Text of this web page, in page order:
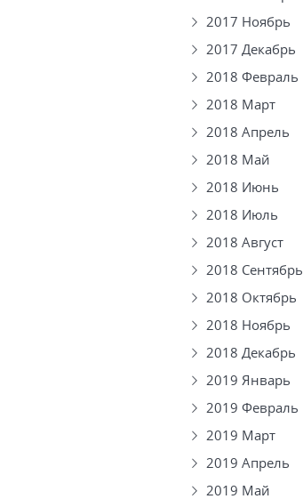
2017 Ноябрь
2017 Декабрь
2018 Февраль
2018 Март
2018 Апрель
2018 Май
2018 Июнь
2018 Июль
2018 Август
2018 Сентябрь
2018 Октябрь
2018 Ноябрь
2018 Декабрь
2019 Январь
2019 Февраль
2019 Март
2019 Апрель
2019 Май